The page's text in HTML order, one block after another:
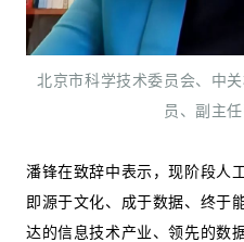
北京市科学技术委员会、中
员、副主
潘锋在致辞中表示，现阶段人
即源于文化、成于数据、终于
达的信息技术产业、领先的数